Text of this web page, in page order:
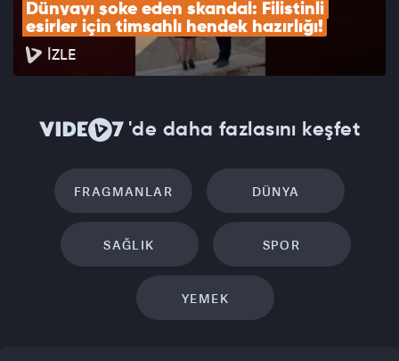
Dünyayı şoke eden skandal: Filistinli
esirler için timsahlı hendek hazırlığı!
İZLE
'de daha fazlasını keşfet
FRAGMANLAR DÜNYA
SAĞLIK SPOR
YEMEK